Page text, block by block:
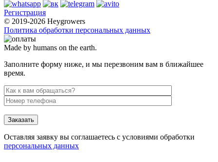
Регистрация
© 2019-2026 Heygrowers
Политика обработки персональных данных
Made by humans on the earth.
Заполните форму ниже, и мы перезвоним вам в ближайшее
время.
Заказать
Оставляя заявку вы соглашаетесь с условиями обработки
персональных данных